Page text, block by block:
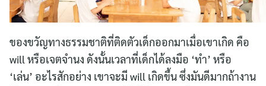
ของขวัญทางธรรมชาติที่ติดตัวเด็กออกมาเมื่อเขาเกิด คือ
will หรือเจตจำนง ดังนั้นเวลาที่เด็กได้ลงมือ ‘ทำ’ หรือ
‘เล่น’ อะไรสักอย่าง เขาจะมี will เกิดขึ้น ซึ่งมันดีมากถ้างาน